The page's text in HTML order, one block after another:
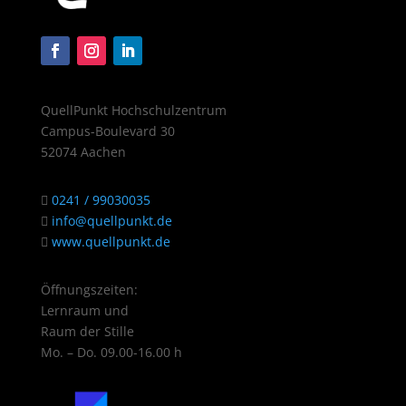
QuellPunkt Hochschulzentrum
Campus-Boulevard 30
52074 Aachen
0241 / 99030035
info@quellpunkt.de
www.quellpunkt.de
Öffnungszeiten:
Lernraum und
Raum der Stille
Mo. – Do. 09.00-16.00 h